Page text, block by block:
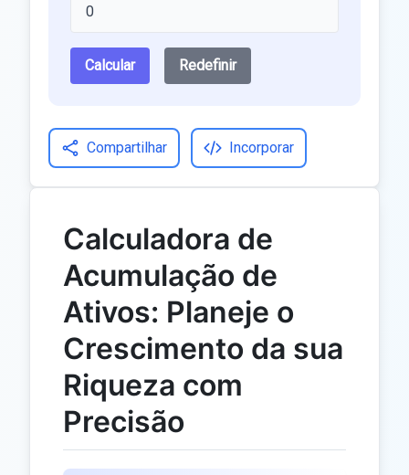
Calcular Redefinir
Compartilhar Incorporar
Calculadora de
Acumulação de
Ativos: Planeje o
Crescimento da sua
Riqueza com
Precisão